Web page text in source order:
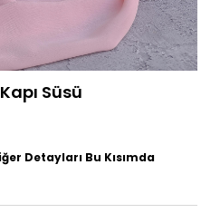
Süsü
Detayları Bu Kısımda